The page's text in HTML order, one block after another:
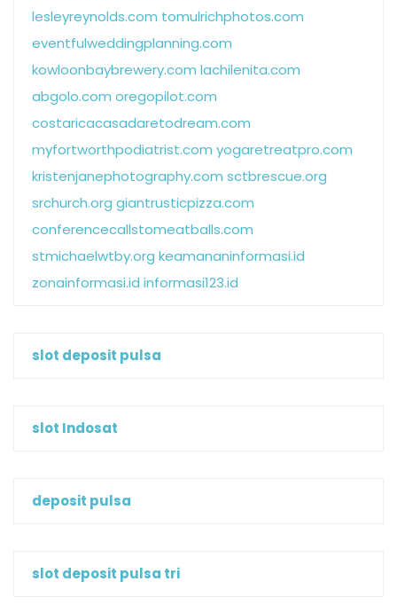
lesleyreynolds.com tomulrichphotos.com
eventfulweddingplanning.com
kowloonbaybrewery.com lachilenita.com
abgolo.com oregopilot.com
costaricacasadaretodream.com
myfortworthpodiatrist.com yogaretreatpro.com
kristenjanephotography.com sctbrescue.org
srchurch.org giantrusticpizza.com
conferencecallstomeatballs.com
stmichaelwtby.org keamananinformasi.id
zonainformasi.id informasi123.id
slot deposit pulsa
slot Indosat
deposit pulsa
slot deposit pulsa tri